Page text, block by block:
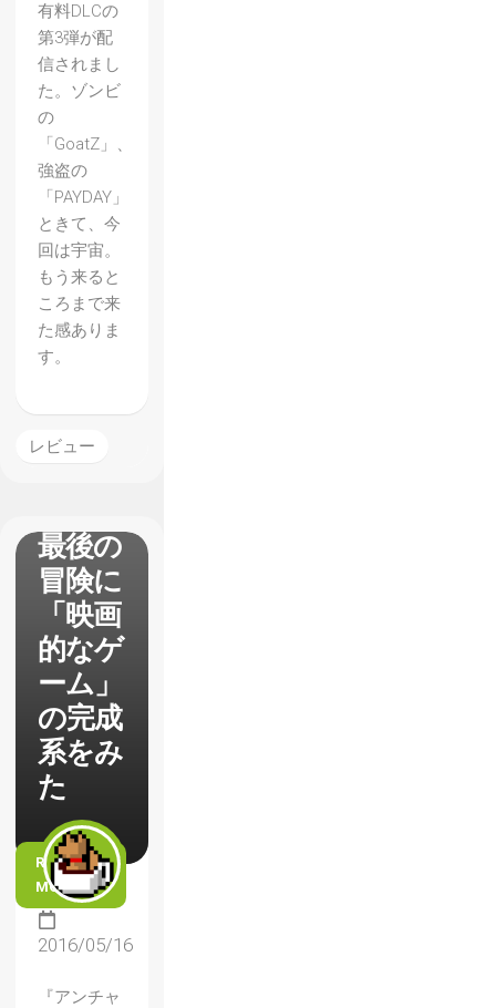
有料DLCの
第3弾が配
信されまし
た。ゾンビ
の
「GoatZ」、
強盗の
「PAYDAY」
ときて、今
回は宇宙。
もう来ると
ころまで来
た感ありま
す。
レビュー
【アン
チャー
テッド
海賊王
と最後
の秘
宝】レ
ビュ
ー ネ
イサ
最後の
冒険に
「映画
的なゲ
ーム」
の完成
系をみ
た
READ
MORE
2016/05/16
『アンチャ